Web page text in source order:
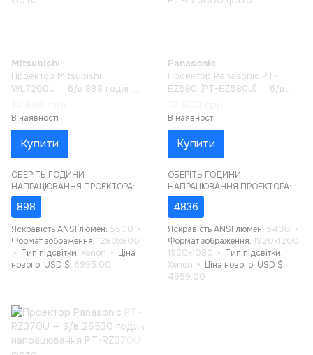
Mitsubishi
Проектор Mitsubishi
WL7200U — б/в 898 годин
В наявності
Купити
ОБЕРІТЬ ГОДИНИ
НАПРАЦЮВАННЯ ПРОЕКТОРА:
898
Яскравість ANSI люмен 5500
Формат зображення 1280x800
Тип підсвітки Xenon
Ціна
нового, USD $ 6995.00
Panasonic
Проектор Panasonic PT-
EZ580 (PT-EZ580U) — б/в
В наявності
Купити
ОБЕРІТЬ ГОДИНИ
НАПРАЦЮВАННЯ ПРОЕКТОРА:
4836
Яскравість ANSI люмен 5400
Формат зображення 1920x1200,
1920x1080
Тип підсвітки
Xenon
Ціна нового, USD $
4999.00